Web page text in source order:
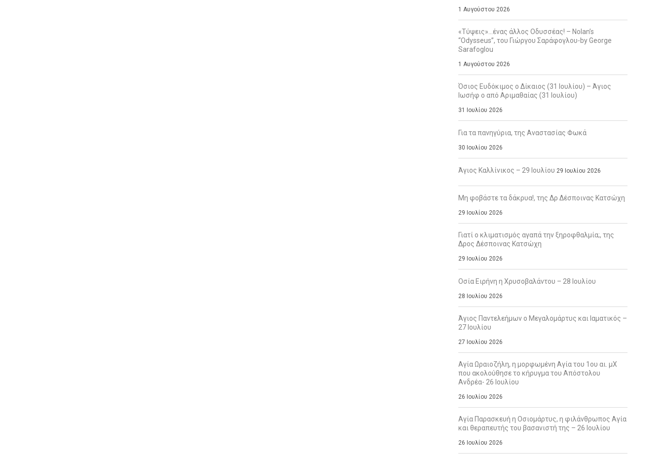
1 Αυγούστου 2026
«Τύψεις»…ένας άλλος Οδυσσέας! – Nolan’s
“Odysseus”, του Γιώργου Σαράφογλου-by George
Sarafoglou
1 Αυγούστου 2026
Όσιος Ευδόκιμος ο Δίκαιος (31 Ιουλίου) – Άγιος
Ιωσήφ ο από Αριμαθαίας (31 Ιουλίου)
31 Ιουλίου 2026
Για τα πανηγύρια, της Αναστασίας Φωκά
30 Ιουλίου 2026
Άγιος Καλλίνικος – 29 Ιουλίου 29 Ιουλίου 2026
Μη φοβάστε τα δάκρυα!, της Δρ Δέσποινας Κατσώχη
29 Ιουλίου 2026
Γιατί ο κλιματισμός αγαπά την ξηροφθαλμία;, της
Δρος Δέσποινας Κατσώχη
29 Ιουλίου 2026
Οσία Ειρήνη η Χρυσοβαλάντου – 28 Ιουλίου
28 Ιουλίου 2026
Άγιος Παντελεήμων ο Μεγαλομάρτυς και Ιαματικός –
27 Ιουλίου
27 Ιουλίου 2026
Αγία Ωραιοζήλη, η μορφωμένη Αγία του 1ου αι. μΧ
που ακολούθησε το κήρυγμα του Απόστολου
Ανδρέα- 26 Ιουλίου
26 Ιουλίου 2026
Αγία Παρασκευή η Οσιομάρτυς, η φιλάνθρωπος Αγία
και θεραπευτής του βασανιστή της – 26 Ιουλίου
26 Ιουλίου 2026